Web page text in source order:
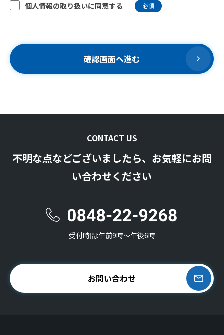
個人情報の取り扱いに同意する 必須
確認画面へ進む
CONTACT US
不明な点などございましたら、お気軽にお問
い合わせください
受付時間:午前9時〜午後6時
お問い合わせ